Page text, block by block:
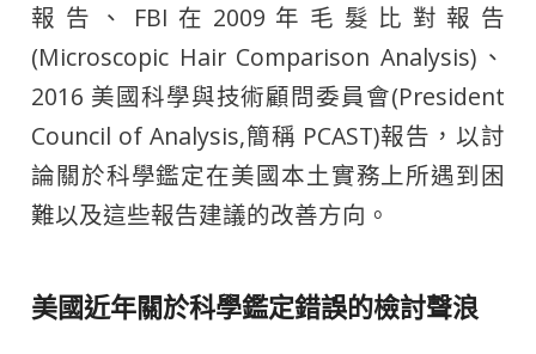
報告、FBI在2009年毛髮比對報告
(Microscopic Hair Comparison Analysis)、
2016 美國科學與技術顧問委員會(President
Council of Analysis,簡稱 PCAST)報告，以討
論關於科學鑑定在美國本土實務上所遇到困
難以及這些報告建議的改善方向。
美國近年關於科學鑑定錯誤的檢討聲浪